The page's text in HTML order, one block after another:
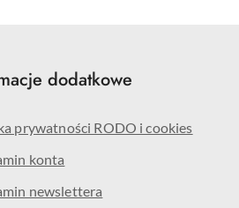
dodatkowe
prywatności RODO i cookies
konta
newslettera